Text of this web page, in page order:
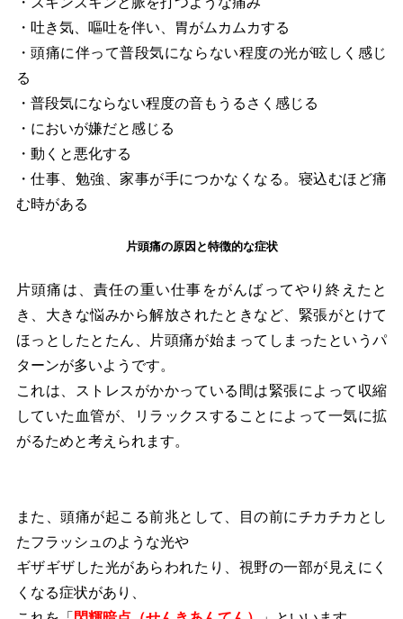
・吐き気、嘔吐を伴い、胃がムカムカする
・頭痛に伴って普段気にならない程度の光が眩しく感じ
る
・普段気にならない程度の音もうるさく感じる
・においが嫌だと感じる
・動くと悪化する
・仕事、勉強、家事が手につかなくなる。寝込むほど痛
む時がある
片頭痛の原因と特徴的な症状
片頭痛は、責任の重い仕事をがんばってやり終えたと
き、大きな悩みから解放されたときなど、緊張がとけて
ほっとしたとたん、片頭痛が始まってしまったというパ
ターンが多いようです。
これは、ストレスがかかっている間は緊張によって収縮
していた血管が、リラックスすることによって一気に拡
がるためと考えられます。
また、頭痛が起こる前兆として、目の前にチカチカとし
たフラッシュのような光や
ギザギザした光があらわれたり、視野の一部が見えにく
くなる症状があり、